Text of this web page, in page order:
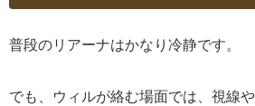
普段のリアーナはかなり冷静です。
でも、ウィルが絡む場面では、視線